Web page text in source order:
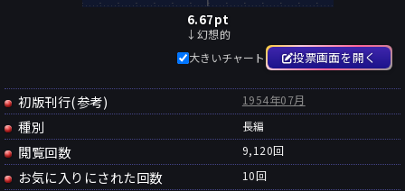
6.67pt
↓幻想的
大きいチャート
投票画面を開く
初版刊行(参考) 1954年07月
種別 長編
閲覧回数 9,120回
お気に入りにされた回数 10回